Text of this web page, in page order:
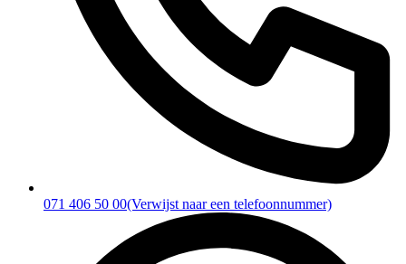
071 406 50 00(Verwijst naar een telefoonnummer)